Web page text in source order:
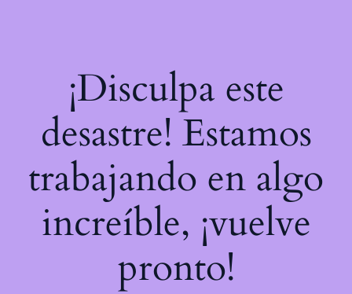
¡Disculpa este
desastre! Estamos
trabajando en algo
increíble, ¡vuelve
pronto!